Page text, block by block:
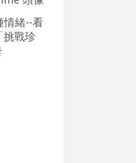
情緒--看
挑戰珍